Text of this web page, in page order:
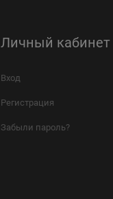
Личный кабинет
Вход
Регистрация
Забыли пароль?